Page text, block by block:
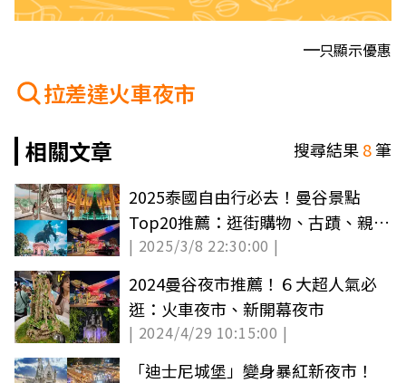
只顯示優惠
拉差達火車夜市
相關文章
搜尋結果8筆
2025泰國自由行必去！曼谷景點
Top20推薦：逛街購物、古蹟、親子
遊全攻略
| 2025/3/8 22:30:00 |
2024曼谷夜市推薦！６大超人氣必
逛：火車夜市、新開幕夜市
| 2024/4/29 10:15:00 |
「迪士尼城堡」變身暴紅新夜市！